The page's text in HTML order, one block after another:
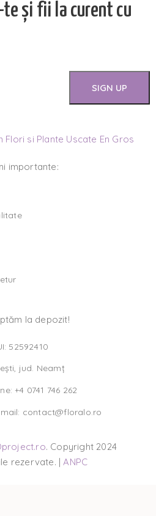
te și fii la curent cu
importante:
la depozit!
52592410
jud. Neamț
+4 0741 746 262
contact@floralo.ro
. Copyright 2024
rezervate. |ANPC